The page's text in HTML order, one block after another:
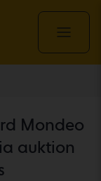
Mondeo
auktion